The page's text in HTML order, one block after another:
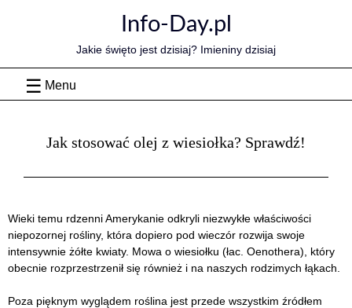
Info-Day.pl
Jakie święto jest dzisiaj? Imieniny dzisiaj
Menu
Jak stosować olej z wiesiołka? Sprawdź!
Wieki temu rdzenni Amerykanie odkryli niezwykłe właściwości
niepozornej rośliny, która dopiero pod wieczór rozwija swoje
intensywnie żółte kwiaty. Mowa o wiesiołku (łac. Oenothera), który
obecnie rozprzestrzenił się również i na naszych rodzimych łąkach.
Poza pięknym wyglądem roślina jest przede wszystkim źródłem